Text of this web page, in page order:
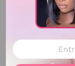
Ligne de Racine
Des Cheveux
Taille de Dentelle
Matériel De